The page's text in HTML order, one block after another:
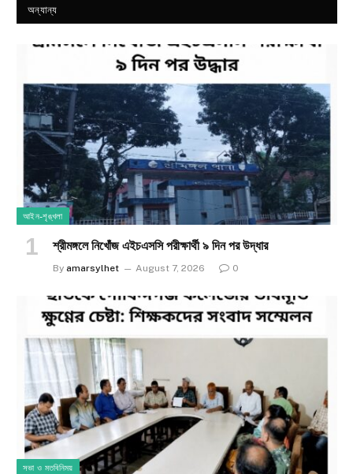
অন্যান্য
আইন-শৃঙ্খলা
শ্রীমঙ্গলে নিখোঁজ এইচএসসি পরীক্ষার্থী ৯ দিন পর উদ্ধার
By amarsylhet August 7, 2026 0
সভা ও মতবিনিময়